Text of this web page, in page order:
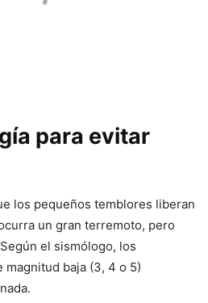
para evitar
los pequeños temblores liberan
un gran terremoto, pero
el sismólogo, los
baja (3, 4 o 5)